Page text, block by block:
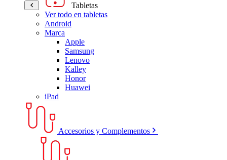
Tabletas
Ver todo en tabletas
Android
Marca
Apple
Samsung
Lenovo
Kalley
Honor
Huawei
iPad
Accesorios y Complementos